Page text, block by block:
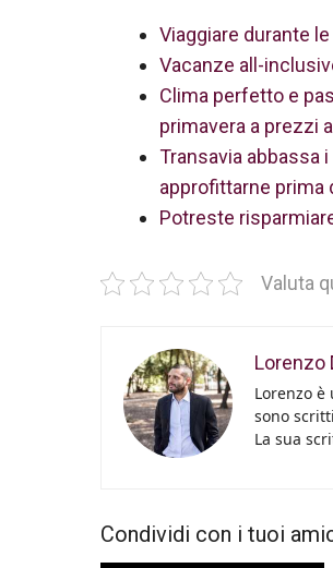
Viaggiare durante
Vacanze all-
Clima perfetto e
primavera a prezzi
Transavia abbassa
approfittarne prima
Potreste
Valuta
Lorenzo
Lorenzo
sono
La sua
Condividi con i tuoi